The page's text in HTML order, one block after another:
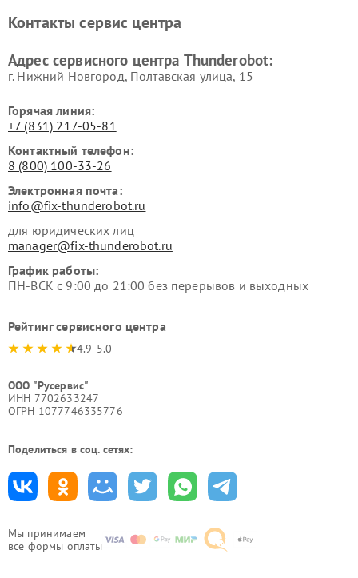
Мы принимаем
все формы оплаты
Контакты сервис центра
Адрес сервисного центра Thunderobot:
г. Нижний Новгород, Полтавская улица, 15
Горячая линия:
+7 (831) 217-05-81
Контактный телефон:
8 (800) 100-33-26
Электронная почта:
info@fix-thunderobot.ru
для юридических лиц
manager@fix-thunderobot.ru
График работы:
ПН-ВСК с 9:00 до 21:00 без перерывов и выходных
Рейтинг сервисного центра
4.9-5.0
ООО "Русервис"
ИНН 7702633247
ОГРН 1077746335776
Поделиться в соц. сетях: